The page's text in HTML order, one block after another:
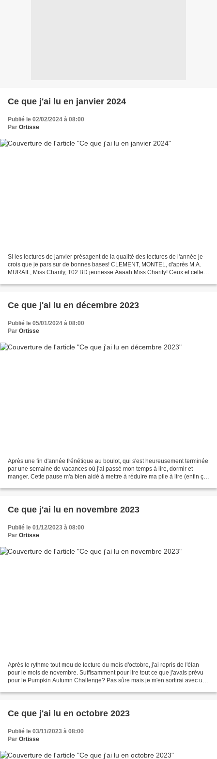
Ce que j'ai lu en janvier 2024
Publié le 02/02/2024 à 08:00
Par Ortisse
Si les lectures de janvier présagent de la qualité des lectures de l'année je
crois que je pars sur de bonnes bases! CLEMENT, MONTEL, d'après M.A.
MURAIL, Miss Charity, T02 BD jeunesse Aaaah Miss Charity! Ceux et celles
Ce que j'ai lu en décembre 2023
Publié le 05/01/2024 à 08:00
Par Ortisse
Après une fin d'année frénétique au boulot, qui s'est heureusement terminée
par une semaine de vacances où j'ai passé mon temps à lire, dormir et
manger. Cette pause m'a bien aidé à mettre à réduire ma pile à lire (enfin ça
Ce que j'ai lu en novembre 2023
Publié le 01/12/2023 à 08:00
Par Ortisse
Après le rythme tout mou de lecture du mois d'octobre, j'ai repris de l'élan
pour le mois de novembre. Suffisamment pour lire tout ce que j'avais prévu
pour le Pumpkin Autumn Challenge? Pas sûre mais je m'en sortirai avec un
Ce que j'ai lu en octobre 2023
Publié le 03/11/2023 à 08:00
Par Ortisse